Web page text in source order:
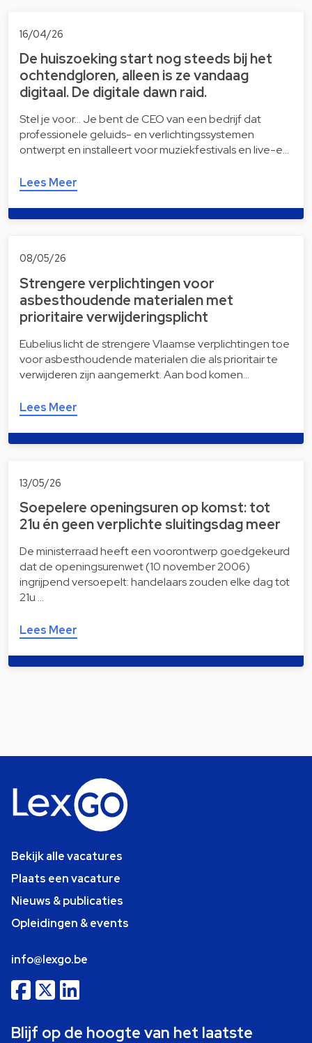
16/04/26
De huiszoeking start nog steeds bij het
ochtendgloren, alleen is ze vandaag
digitaal. De digitale dawn raid.
Stel je voor… Je bent de CEO van een bedrijf dat
professionele geluids- en verlichtingssystemen
ontwerpt en installeert voor muziekfestivals en live-e…
Lees Meer
08/05/26
Strengere verplichtingen voor
asbesthoudende materialen met
prioritaire verwijderingsplicht
Eubelius licht de strengere Vlaamse verplichtingen toe
voor asbesthoudende materialen die als prioritair te
verwijderen zijn aangemerkt. Aan bod komen…
Lees Meer
13/05/26
Soepelere openingsuren op komst: tot
21u én geen verplichte sluitingsdag meer
De ministerraad heeft een voorontwerp goedgekeurd
dat de openingsurenwet (10 november 2006)
ingrijpend versoepelt: handelaars zouden elke dag tot
21u …
Lees Meer
Bekijk alle vacatures
Plaats een vacature
Nieuws & publicaties
Opleidingen & events
info@lexgo.be
Blijf op de hoogte van het laatste